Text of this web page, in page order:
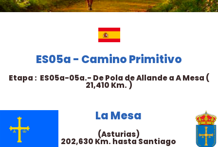
ES05a - Camino Primitivo
Etapa : ES05a-05a.- De Pola de Allande a A Mesa (
21,410 Km. )
La Mesa
(Asturias)
202,630 Km. hasta Santiago